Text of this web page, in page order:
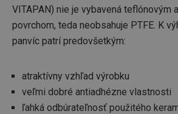
VITAPAN) nie je vybavená teflónovým
povrchom, teda neobsahuje PTFE. K
panvíc patrí predovšetkým:
atraktívny vzhľad výrobku
veľmi dobré antiadhézne vlastnosti
ľahká odbúrateľnosť použitého
__cf_bm